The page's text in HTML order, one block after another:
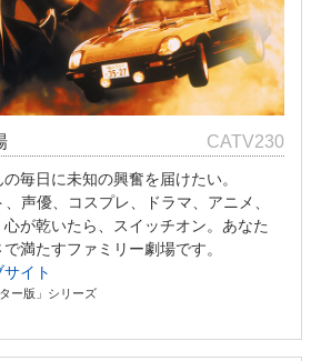
CATV230
毎日に未知の興奮を届けたい。
声優、コスプレ、ドラマ、アニメ、
が乾いたら、スイッチオン。あなた
満たすファミリー劇場です。
イト
ー版」シリーズ